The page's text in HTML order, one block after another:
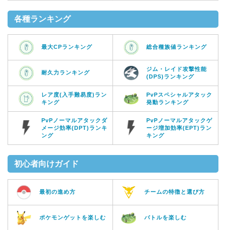
各種ランキング
最大CPランキング 総合種族値ランキング
耐久力ランキング
ジム・レイド攻撃性能
(DPS)ランキング
レア度(入手難易度)ラン
キング
PvPスペシャルアタック
発動ランキング
PvPノーマルアタックダ
メージ効率(DPT)ランキ
ング
PvPノーマルアタックゲ
ージ増加効率(EPT)ラン
キング
初心者向けガイド
最初の進め方 チームの特徴と選び方
ポケモンゲットを楽しむ バトルを楽しむ